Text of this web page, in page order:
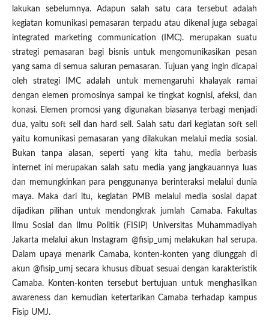
lakukan sebelumnya. Adapun salah satu cara tersebut adalah
kegiatan komunikasi pemasaran terpadu atau dikenal juga sebagai
integrated marketing communication (IMC). merupakan suatu
strategi pemasaran bagi bisnis untuk mengomunikasikan pesan
yang sama di semua saluran pemasaran. Tujuan yang ingin dicapai
oleh strategi IMC adalah untuk memengaruhi khalayak ramai
dengan elemen promosinya sampai ke tingkat kognisi, afeksi, dan
konasi. Elemen promosi yang digunakan biasanya terbagi menjadi
dua, yaitu soft sell dan hard sell. Salah satu dari kegiatan soft sell
yaitu komunikasi pemasaran yang dilakukan melalui media sosial.
Bukan tanpa alasan, seperti yang kita tahu, media berbasis
internet ini merupakan salah satu media yang jangkauannya luas
dan memungkinkan para penggunanya berinteraksi melalui dunia
maya. Maka dari itu, kegiatan PMB melalui media sosial dapat
dijadikan pilihan untuk mendongkrak jumlah Camaba. Fakultas
Ilmu Sosial dan Ilmu Politik (FISIP) Universitas Muhammadiyah
Jakarta melalui akun Instagram @fisip_umj melakukan hal serupa.
Dalam upaya menarik Camaba, konten-konten yang diunggah di
akun @fisip_umj secara khusus dibuat sesuai dengan karakteristik
Camaba. Konten-konten tersebut bertujuan untuk menghasilkan
awareness dan kemudian ketertarikan Camaba terhadap kampus
Fisip UMJ.